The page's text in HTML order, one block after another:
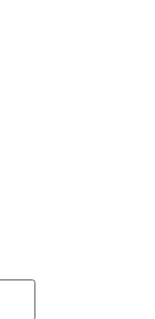
的高壓電線上，
到不過110伏特的
而是要由你自己提
師，